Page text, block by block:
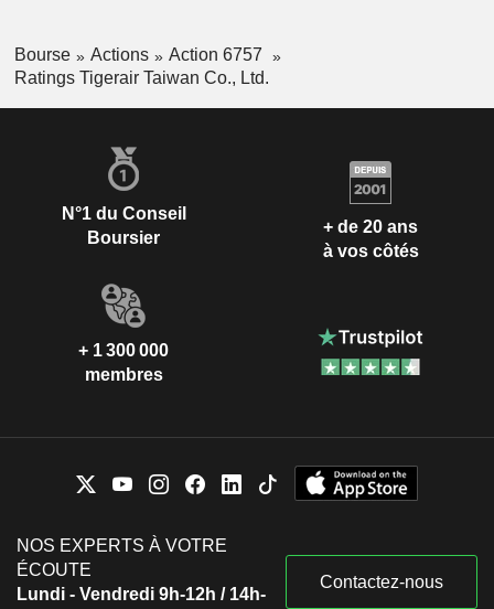
Bourse Actions
Action 6757
Ratings Tigerair Taiwan Co., Ltd.
N°1 du Conseil
Boursier
+ de 20 ans
à vos côtés
+ 1 300 000
membres
NOS EXPERTS À VOTRE
ÉCOUTE
Lundi - Vendredi 9h-12h / 14h-
Contactez-nous